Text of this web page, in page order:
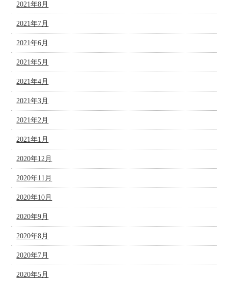
2021年8月
2021年7月
2021年6月
2021年5月
2021年4月
2021年3月
2021年2月
2021年1月
2020年12月
2020年11月
2020年10月
2020年9月
2020年8月
2020年7月
2020年5月